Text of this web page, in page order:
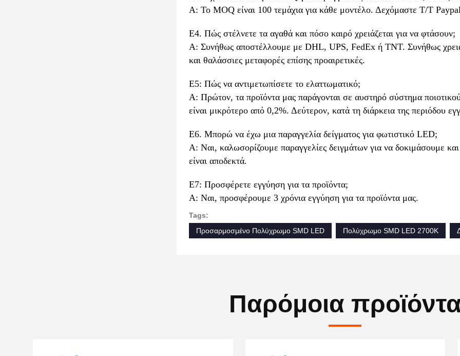
Α: Το MOQ είναι 100 τεμάχια για κάθε μοντέλο. Δεχόμαστε T/T
Ε4. Πώς στέλνετε τα αγαθά και πόσο καιρό χρειάζεται για να φτάσουν;
Α: Συνήθως αποστέλλουμε με DHL, UPS, FedEx ή TNT. Συνήθως
και θαλάσσιες μεταφορές επίσης προαιρετικές.
Ε5: Πώς να αντιμετωπίσετε το ελαττωματικό;
Α: Πρώτον, τα προϊόντα μας παράγονται σε αυστηρό σύστημα
είναι μικρότερο από 0,2%. Δεύτερον, κατά τη διάρκεια της περιόδου
Ε6. Μπορώ να έχω μια παραγγελία δείγματος για φωτιστικό LED;
Α: Ναι, καλωσορίζουμε παραγγελίες δειγμάτων για να δοκιμάσουμε
είναι αποδεκτά.
Ε7: Προσφέρετε εγγύηση για τα προϊόντα;
Α: Ναι, προσφέρουμε 3 χρόνια εγγύηση για τα προϊόντα μας.
Tags:
Προσαρμοσμένο Πολύχρωμο SMD LED
Πολύχρωμο SMD LED 2700K
Παρόμοια